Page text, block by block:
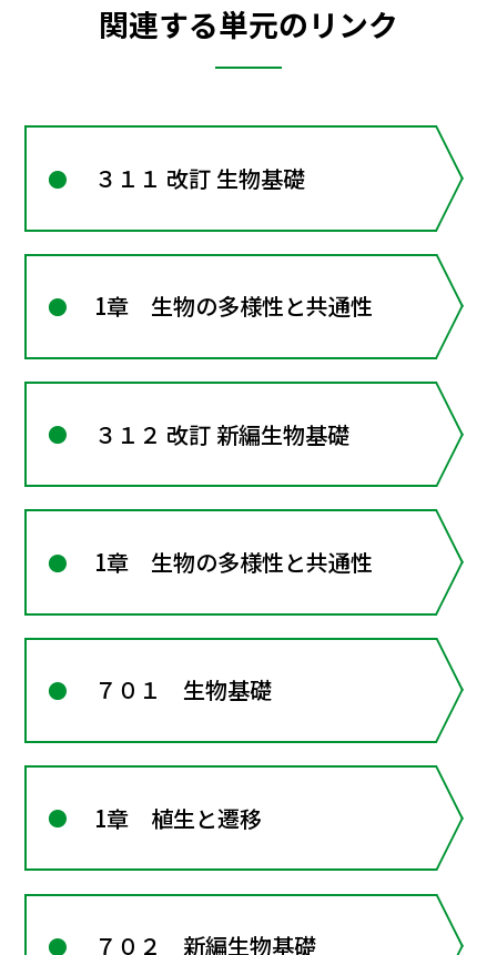
関連する単元のリンク
３１１ 改訂 生物基礎
1章 生物の多様性と共通性
３１２ 改訂 新編生物基礎
1章 生物の多様性と共通性
７０１ 生物基礎
1章 植生と遷移
７０２ 新編生物基礎